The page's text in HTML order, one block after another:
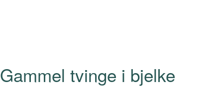
Gammel tvinge i bjelke